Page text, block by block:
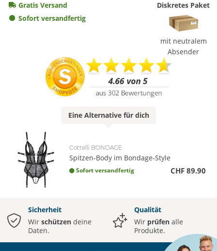
Gratis Versand
Sofort versandfertig
Diskretes Paket
mit neutralem
Absender
Eine Alternativefür dich
Cottelli BONDAGE
Spitzen-Body im Bondage-Style
Sofort versandfertig CHF 89.90
Sicherheit
Wir schützen deine
Daten.
Qualität
Wir prüfen alle
Produkte.